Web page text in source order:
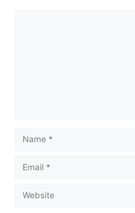
Name
Email
Website